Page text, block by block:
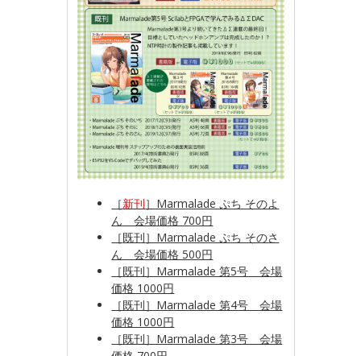
［新刊］Marmalade ぷち そのよ
ん 会場価格 700円
［既刊］Marmalade ぷち そのさ
ん 会場価格 500円
［既刊］Marmalade 第5号 会場
価格 1000円
［既刊］Marmalade 第4号 会場
価格 1000円
［既刊］Marmalade 第3号 会場